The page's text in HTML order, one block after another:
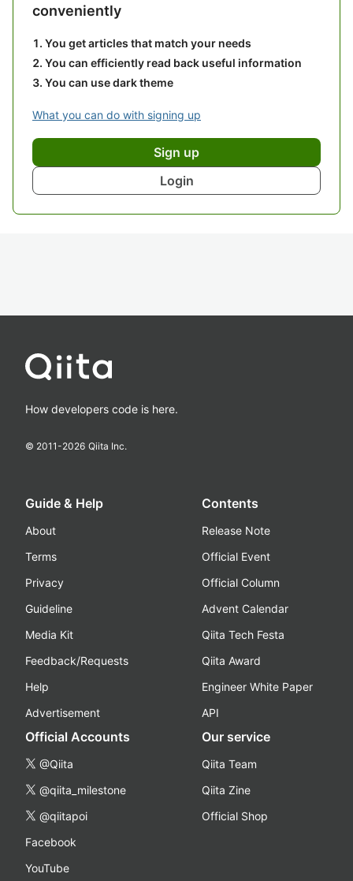
conveniently
You get articles that match your needs
You can efficiently read back useful information
You can use dark theme
What you can do with signing up
Sign up
Login
How developers code is here.
© 2011-2026 Qiita Inc.
Guide & Help
About
Terms
Privacy
Guideline
Media Kit
Feedback/Requests
Help
Advertisement
Contents
Release Note
Official Event
Official Column
Advent Calendar
Qiita Tech Festa
Qiita Award
Engineer White Paper
API
Official Accounts
@Qiita
@qiita_milestone
@qiitapoi
Facebook
YouTube
Our service
Qiita Team
Qiita Zine
Official Shop